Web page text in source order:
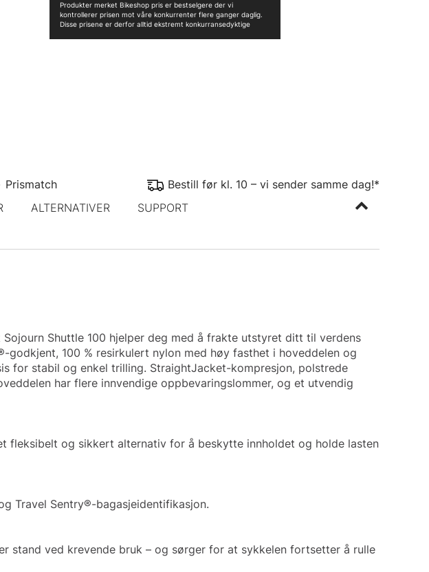
Prismatch Bestill før kl. 10 – vi sender samme dag!*
Produkter merket Bikeshop pris er bestselgere der vi
kontrollerer prisen mot våre konkurrenter flere ganger daglig.
Disse prisene er derfor alltid ekstremt konkurransedyktige
ALTERNATIVER SUPPORT
Shuttle 100 hjelper deg med å frakte utstyret ditt til verdens
100 % resirkulert nylon med høy fasthet i hoveddelen og
for stabil og enkel trilling. StraightJacket-kompresjon, polstrede
har flere innvendige oppbevaringslommer, og et utvendig
fleksibelt og sikkert alternativ for å beskytte innholdet og holde lasten
Travel Sentry®-bagasjeidentifikasjon.
stand ved krevende bruk – og sørger for at sykkelen fortsetter å rulle